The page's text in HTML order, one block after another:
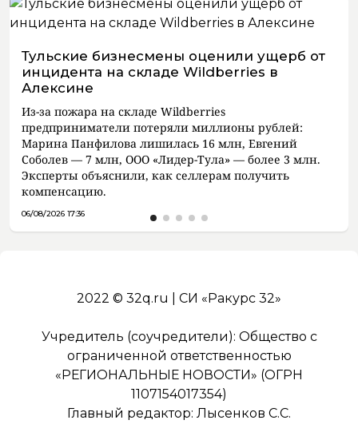
Тульские бизнесмены оценили ущерб от
инцидента на складе Wildberries в
Алексине
Из-за пожара на складе Wildberries
предприниматели потеряли миллионы рублей:
Марина Панфилова лишилась 16 млн, Евгений
Соболев — 7 млн, ООО «Лидер-Тула» — более 3 млн.
Эксперты объяснили, как селлерам получить
компенсацию.
06/08/2026 17:36
2022 © 32q.ru | СИ «Ракурс 32»
Учредитель (соучредители): Общество с
ограниченной ответственностью
«РЕГИОНАЛЬНЫЕ НОВОСТИ» (ОГРН
1107154017354)
Главный редактор: Лысенков С.С.